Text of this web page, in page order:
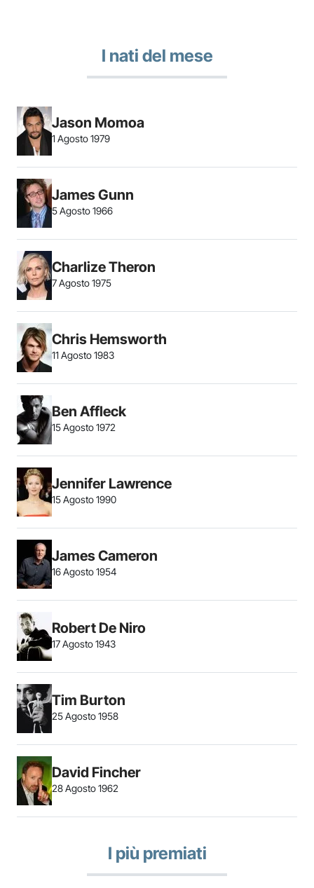
I nati del mese
Jason Momoa
1 Agosto 1979
James Gunn
5 Agosto 1966
Charlize Theron
7 Agosto 1975
Chris Hemsworth
11 Agosto 1983
Ben Affleck
15 Agosto 1972
Jennifer Lawrence
15 Agosto 1990
James Cameron
16 Agosto 1954
Robert De Niro
17 Agosto 1943
Tim Burton
25 Agosto 1958
David Fincher
28 Agosto 1962
I più premiati